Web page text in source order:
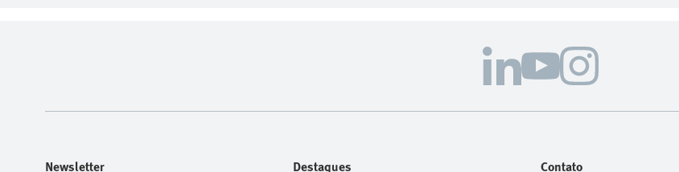
a compreensão das novas regras europeias até a
aplicação de metodologias de projeto estruturadas. O
pessoal, salvaguardar a produtividade e preparar
Newsletter
Destaques
Contato